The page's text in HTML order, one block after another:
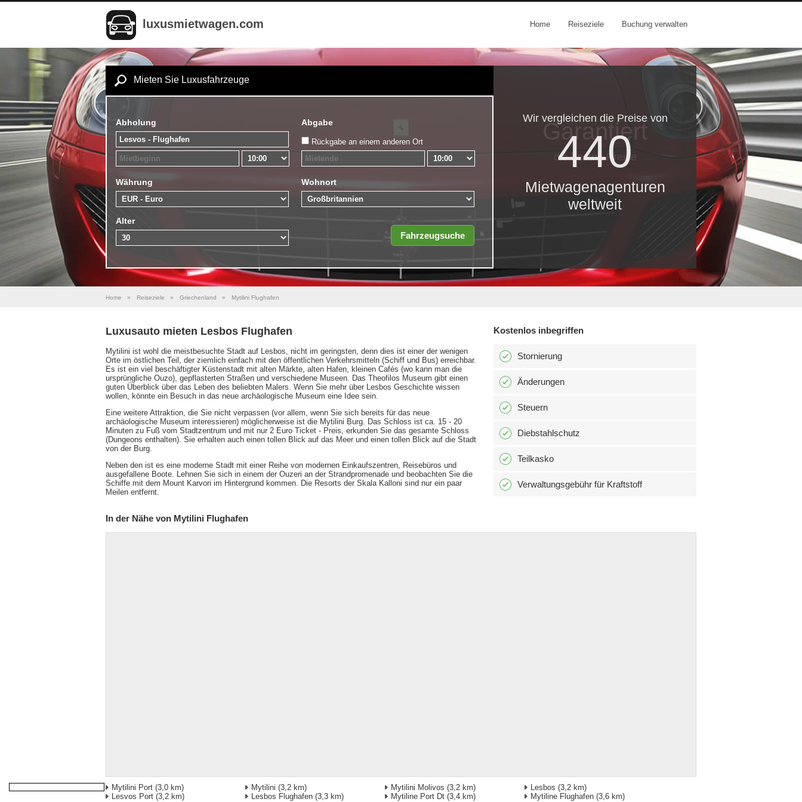
luxusmietwagen.com Home Reiseziele Buchung verwalten
Mieten Sie Luxusfahrzeuge
Abholung Abgabe
Rückgabe an einem anderen Ort
Währung Wohnort
Alter
Wir vergleichen die Preise von
440
Mietwagenagenturen
weltweit
Garantiert
die besten Preise
Home » Reiseziele » Griechenland » Mytilini Flughafen
Luxusauto mieten Lesbos Flughafen
Mytilini ist wohl die meistbesuchte Stadt auf Lesbos, nicht im geringsten, denn dies ist einer der wenigen
Orte im östlichen Teil, der ziemlich einfach mit den öffentlichen Verkehrsmitteln (Schiff und Bus) erreichbar.
Es ist ein viel beschäftigter Küstenstadt mit alten Märkte, alten Hafen, kleinen Cafés (wo kann man die
ursprüngliche Ouzo), gepflasterten Straßen und verschiedene Museen. Das Theofilos Museum gibt einen
guten Überblick über das Leben des beliebten Malers. Wenn Sie mehr über Lesbos Geschichte wissen
wollen, könnte ein Besuch in das neue archäologische Museum eine Idee sein.
Eine weitere Attraktion, die Sie nicht verpassen (vor allem, wenn Sie sich bereits für das neue
archäologische Museum interessieren) möglicherweise ist die Mytilini Burg. Das Schloss ist ca. 15 - 20
Minuten zu Fuß vom Stadtzentrum und mit nur 2 Euro Ticket - Preis, erkunden Sie das gesamte Schloss
(Dungeons enthalten). Sie erhalten auch einen tollen Blick auf das Meer und einen tollen Blick auf die Stadt
von der Burg.
Neben den ist es eine moderne Stadt mit einer Reihe von modernen Einkaufszentren, Reisebüros und
ausgefallene Boote. Lehnen Sie sich in einem der Ouzeri an der Strandpromenade und beobachten Sie die
Schiffe mit dem Mount Karvori im Hintergrund kommen. Die Resorts der Skala Kalloni sind nur ein paar
Meilen entfernt.
Kostenlos inbegriffen
Stornierung
Änderungen
Steuern
Diebstahlschutz
Teilkasko
Verwaltungsgebühr für Kraftstoff
In der Nähe von Mytilini Flughafen
Mytilini Port (3,0 km) Mytilini (3,2 km) Mytilini Molivos (3,2 km) Lesbos (3,2 km)
Lesvos Port (3,2 km) Lesbos Flughafen (3,3 km) Mytiline Port Dt (3,4 km) Mytiline Flughafen (3,6 km)